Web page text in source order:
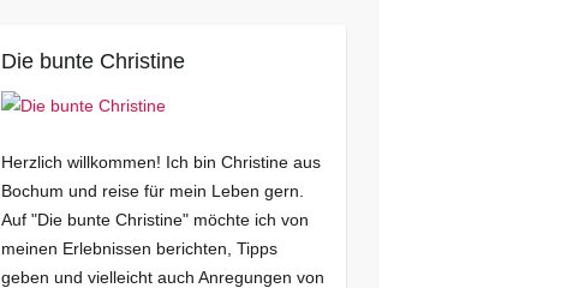
Die bunte Christine
Herzlich willkommen! Ich bin Christine aus
Bochum und reise für mein Leben gern.
Auf "Die bunte Christine" möchte ich von
meinen Erlebnissen berichten, Tipps
geben und vielleicht auch Anregungen von